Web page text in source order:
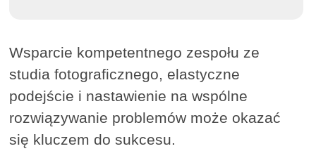
Wsparcie kompetentnego zespołu ze
studia fotograficznego, elastyczne
podejście i nastawienie na wspólne
rozwiązywanie problemów może okazać
się kluczem do sukcesu.